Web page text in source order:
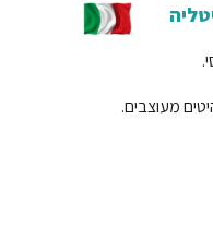
מעוצבים.